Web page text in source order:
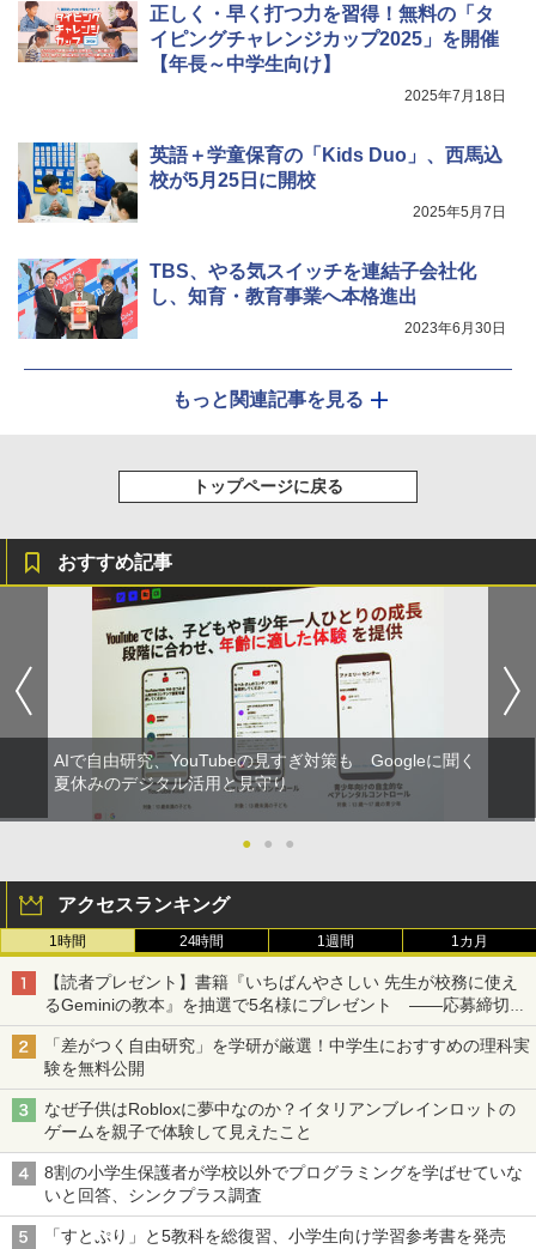
正しく・早く打つ力を習得！無料の「タ
イピングチャレンジカップ2025」を開催
【年長～中学生向け】
2025年7月18日
英語＋学童保育の「Kids Duo」、西馬込
校が5月25日に開校
2025年5月7日
TBS、やる気スイッチを連結子会社化
し、知育・教育事業へ本格進出
2023年6月30日
もっと関連記事を見る
トップページに戻る
おすすめ記事
AIで自由研究、YouTubeの見すぎ対策も Googleに聞く
夏休みのデジタル活用と見守り
● ● ●
アクセスランキング
1時間 24時間 1週間 1カ月
【読者プレゼント】書籍『いちばんやさしい 先生が校務に使え
るGeminiの教本』を抽選で5名様にプレゼント ――応募締切は
2026年8月12日（水）まで
「差がつく自由研究」を学研が厳選！中学生におすすめの理科実
験を無料公開
なぜ子供はRobloxに夢中なのか？イタリアンブレインロットの
ゲームを親子で体験して見えたこと
8割の小学生保護者が学校以外でプログラミングを学ばせていな
いと回答、シンクプラス調査
「すとぷり」と5教科を総復習、小学生向け学習参考書を発売